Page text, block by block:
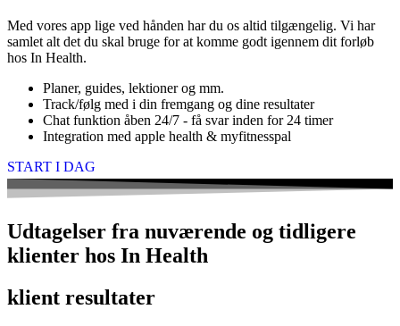
Med vores app lige ved hånden har du os altid tilgængelig. Vi har
samlet alt det du skal bruge for at komme godt igennem dit forløb
hos In Health.
Planer, guides, lektioner og mm.
Track/følg med i din fremgang og dine resultater
Chat funktion åben 24/7 - få svar inden for 24 timer
Integration med apple health & myfitnesspal
START I DAG
Udtagelser fra nuværende og tidligere
klienter hos In Health
klient resultater